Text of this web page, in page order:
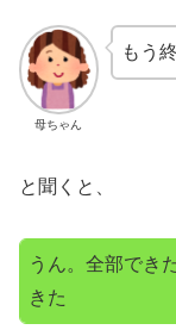
母ちゃん
もう
と聞くと、
うん。全部でき
きた